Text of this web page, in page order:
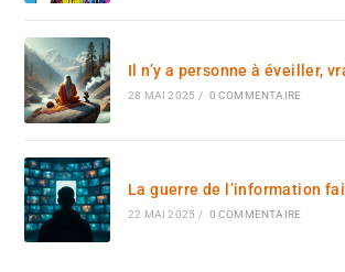
Il n’y a personne à éveiller,
28 MAI 2025 / 0 COMMENTAIRE
La guerre de l’information
22 MAI 2025 / 0 COMMENTAIRE